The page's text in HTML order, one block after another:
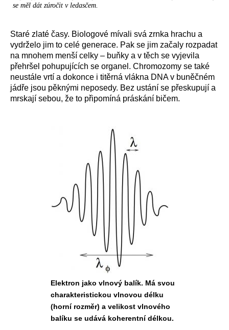
se měl dát zúročit v ledasčem.
Staré zlaté časy. Biologové mívali svá zrnka hrachu a
vydrželo jim to celé generace. Pak se jim začaly rozpadat
na mnohem menší celky – buňky a v těch se vyjevila
přehršel pohupujících se organel. Chromozomy se také
neustále vrtí a dokonce i titěrná vlákna DNA v buněčném
jádře jsou pěknými neposedy. Bez ustání se přeskupují a
mrskají sebou, že to připomíná práskání bičem.
Elektron jako vlnový balík. Má svou
charakteristickou vlnovou délku
(horní rozměr) a velikost vlnového
balíku se udává koherentní délkou.